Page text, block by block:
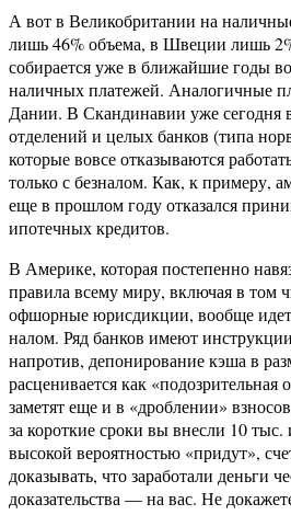
А вот в Великобритании на
лишь 46% объема, в Швеции лишь
собирается уже в ближайшие годы
наличных платежей. Аналогичные
Дании. В Скандинавии уже сегодня
отделений и целых банков (типа
которые вовсе отказываются
только с безналом. Как, к примеру,
еще в прошлом году отказался
ипотечных кредитов.
В Америке, которая постепенно
правила всему миру, включая в том
офшорные юрисдикции, вообще
налом. Ряд банков имеют
напротив, депонирование кэша в
расценивается как «подозрительная
заметят еще и в «дроблении»
за короткие сроки вы внесли 10
высокой вероятностью «придут»,
доказывать, что заработали деньги
доказательства — на вас. Не